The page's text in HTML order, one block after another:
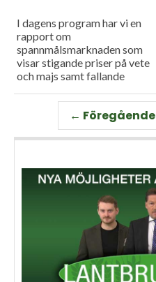
I dagens program har vi en
rapport om
spannmålsmarknaden som
visar stigande priser på vete
och majs samt fallande
premiär för vårt
måndagsprogram med en
längre intervju med Erik
Stjerndahl vd för HIR Skåne,
fältdagar.
← Föregående